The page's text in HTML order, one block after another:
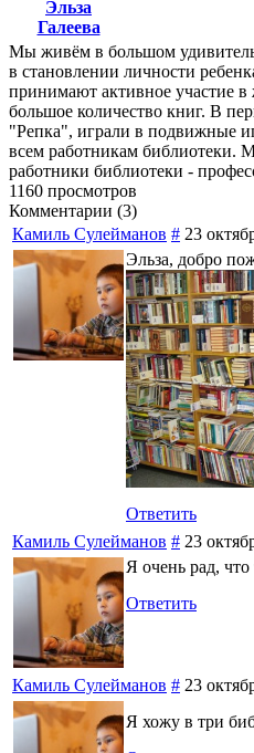
Эльза
Галеева
Мы живём в большом
в становлении личности
принимают активное участие в
большое количество книг. В
"Репка", играли в подвижные
всем работникам библиотеки.
работники библиотеки -
1160 просмотров
Комментарии (3)
Камиль Сулейманов # 23
Эльза, добро
Ответить
Камиль Сулейманов # 23
Я очень рад,
Ответить
Камиль Сулейманов # 23
Я хожу в три